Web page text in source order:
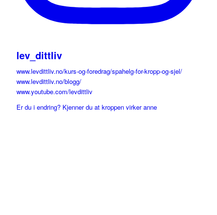
lev_dittliv
www.levdittliv.no/kurs-og-foredrag/spahelg-for-kropp-og-sjel/
www.levdittliv.no/blogg/
www.youtube.com/levdittliv
Er du i endring? Kjenner du at kroppen virker anne